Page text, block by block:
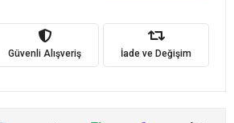
Güvenli Alışveriş İade ve Değişim